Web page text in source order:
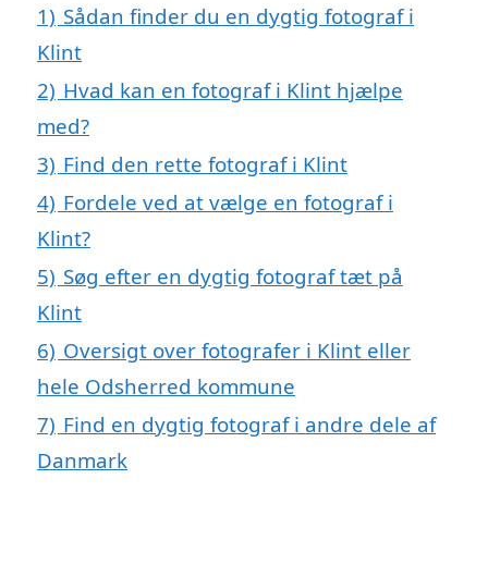
1) Sådan finder du en dygtig fotograf i
Klint
2) Hvad kan en fotograf i Klint hjælpe
med?
3) Find den rette fotograf i Klint
4) Fordele ved at vælge en fotograf i
Klint?
5) Søg efter en dygtig fotograf tæt på
Klint
6) Oversigt over fotografer i Klint eller
hele Odsherred kommune
7) Find en dygtig fotograf i andre dele af
Danmark